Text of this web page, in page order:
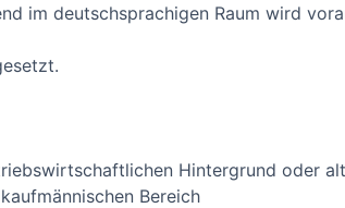
im deutschsprachigen Raum wird
Hintergrund oder
Bereich